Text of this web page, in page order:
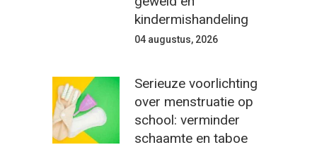
kindermishandeling
04 augustus, 2026
Serieuze voorlichting
over menstruatie op
school: verminder
schaamte en taboe